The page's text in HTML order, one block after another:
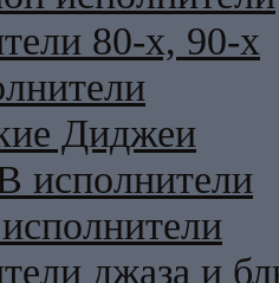
80-х, 90-х
Диджеи
исполнители
джаза и